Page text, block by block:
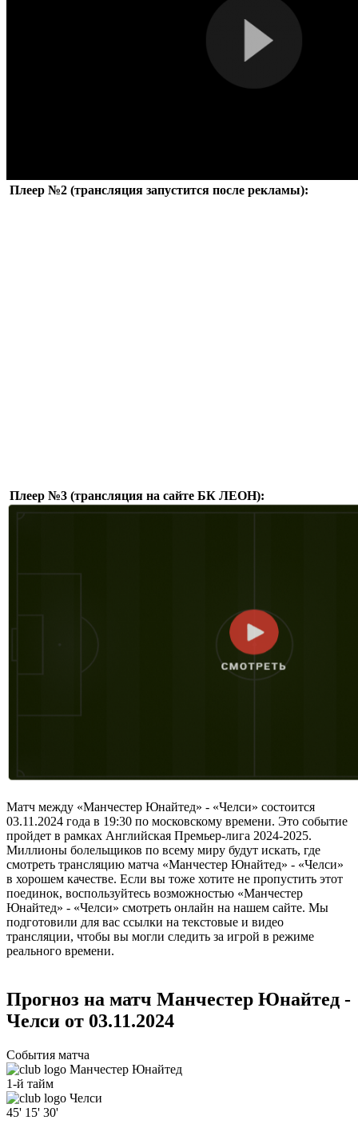
Плеер №2 (трансляция запустится после рекламы):
Плеер №3 (трансляция на сайте БК ЛЕОН):
Матч между «Манчестер Юнайтед» - «Челси» состоится
03.11.2024 года в 19:30 по московскому времени. Это событие
пройдет в рамках Английская Премьер-лига 2024-2025.
Миллионы болельщиков по всему миру будут искать, где
смотреть трансляцию матча «Манчестер Юнайтед» - «Челси»
в хорошем качестве. Если вы тоже хотите не пропустить этот
поединок, воспользуйтесь возможностью «Манчестер
Юнайтед» - «Челси» смотреть онлайн на нашем сайте. Мы
подготовили для вас ссылки на текстовые и видео
трансляции, чтобы вы могли следить за игрой в режиме
реального времени.
Прогноз на матч Манчестер Юнайтед -
Челси от 03.11.2024
События матча
Манчестер Юнайтед
1-й тайм
Челси
45' 15' 30'